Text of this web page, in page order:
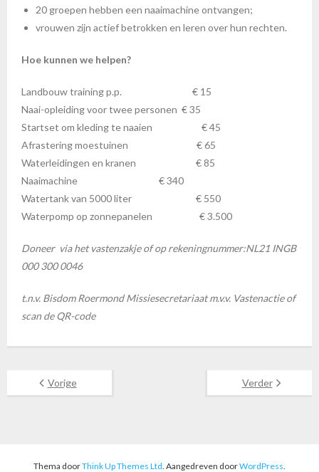
20 groepen hebben een naaimachine ontvangen;
vrouwen zijn actief betrokken en leren over hun rechten.
Hoe kunnen we helpen?
Landbouw training p.p. € 15
Naai-opleiding voor twee personen € 35
Startset om kleding te naaien € 45
Afrastering moestuinen € 65
Waterleidingen en kranen € 85
Naaimachine € 340
Watertank van 5000 liter € 550
Waterpomp op zonnepanelen € 3.500
Doneer via het vastenzakje of op rekeningnummer:NL21 INGB
000 300 0046
t.n.v. Bisdom Roermond Missiesecretariaat m.v.v. Vastenactie of
scan de QR-code
Vorige Verder
Thema doorThink Up Themes Ltd. Aangedreven doorWordPress.